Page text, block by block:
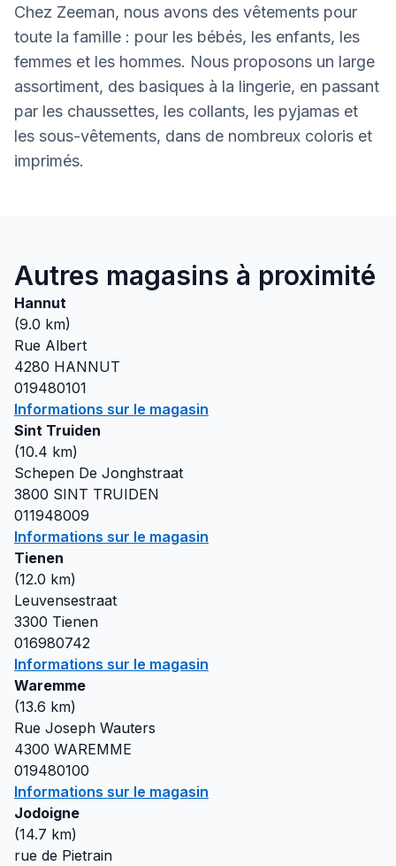
Chez Zeeman, nous avons des vêtements pour
toute la famille : pour les bébés, les enfants, les
femmes et les hommes. Nous proposons un large
assortiment, des basiques à la lingerie, en passant
par les chaussettes, les collants, les pyjamas et
les sous-vêtements, dans de nombreux coloris et
imprimés.
Autres magasins à proximité
Hannut
(9.0 km)
Rue Albert
4280 HANNUT
019480101
Informations sur le magasin
Sint Truiden
(10.4 km)
Schepen De Jonghstraat
3800 SINT TRUIDEN
011948009
Informations sur le magasin
Tienen
(12.0 km)
Leuvensestraat
3300 Tienen
016980742
Informations sur le magasin
Waremme
(13.6 km)
Rue Joseph Wauters
4300 WAREMME
019480100
Informations sur le magasin
Jodoigne
(14.7 km)
rue de Pietrain